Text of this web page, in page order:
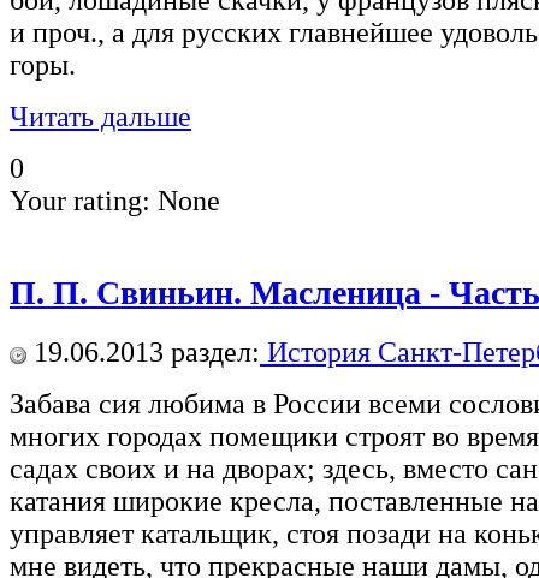
и проч., а для русских главнейшее
горы.
Читать дальше
0
Your rating: None
П. П. Свиньин. Масленица -
19.06.2013 раздел: История Санкт-
Забава сия любима в России всеми
многих городах помещики строят во
садах своих и на дворах; здесь, вместо
катания широкие кресла, поставленные
управляет катальщик, стоя позади на
мне видеть, что прекрасные наши дамы,